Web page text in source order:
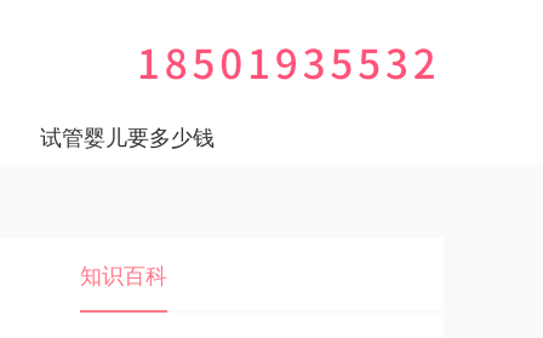
试管婴儿要多少钱
知识百科